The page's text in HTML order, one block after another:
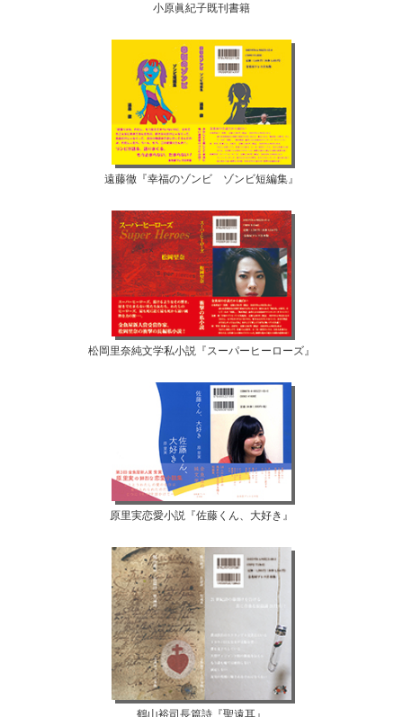
小原眞紀子既刊書籍
遠藤徹『幸福のゾンビ ゾンビ短編集』
松岡里奈純文学私小説『スーパーヒーローズ』
原里実恋愛小説『佐藤くん、大好き』